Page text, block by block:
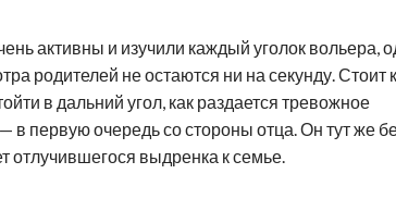
активны и изучили каждый уголок вольера,
родителей не остаются ни на секунду. Стоит
в дальний угол, как раздается тревожное
в первую очередь со стороны отца. Он тут же
отлучившегося выдренка к семье.